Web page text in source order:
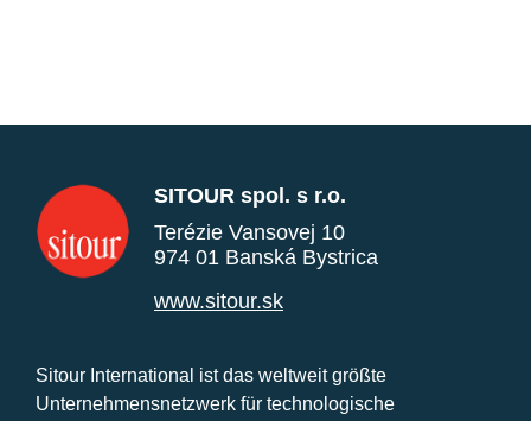
SITOUR spol. s r.o.
Terézie Vansovej 10
974 01 Banská Bystrica
www.sitour.sk
Sitour International ist das weltweit größte
Unternehmensnetzwerk für technologische